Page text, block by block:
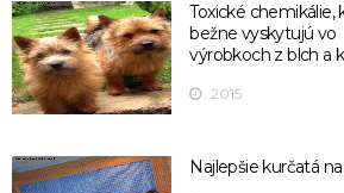
Toxické chemikálie,
bežne vyskytujú vo
výrobkoch z blch a
2015
Najlepšie kurčatá